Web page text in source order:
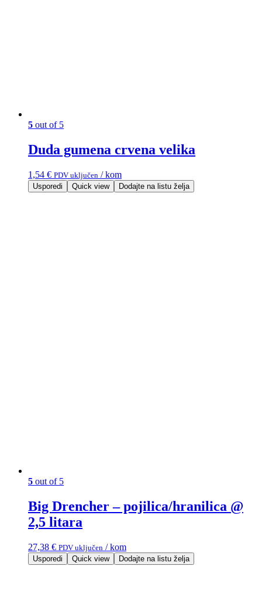
5 out of 5
Duda gumena crvena velika
1,54 € PDV uključen / kom
Usporedi Quick view Dodajte na listu želja
5 out of 5
Big Drencher – pojilica/hranilica @
2,5 litara
27,38 € PDV uključen / kom
Usporedi Quick view Dodajte na listu želja